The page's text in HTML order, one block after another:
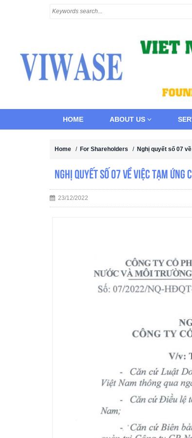
HOME ABOUT US
Home / For Shareholders / Nghị quyết số 07
Nghị quyết số 07 về việc tạm ứng
23/12/2022